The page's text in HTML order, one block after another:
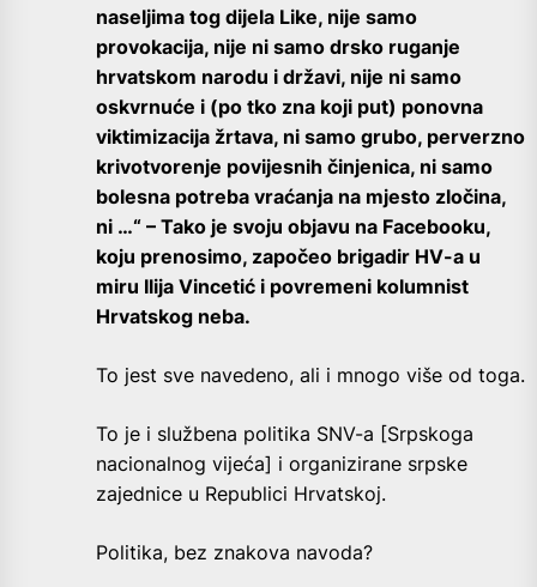
naseljima tog dijela Like, nije samo
provokacija, nije ni samo drsko ruganje
hrvatskom narodu i državi, nije ni samo
oskvrnuće i (po tko zna koji put) ponovna
viktimizacija žrtava, ni samo grubo, perverzno
krivotvorenje povijesnih činjenica, ni samo
bolesna potreba vraćanja na mjesto zločina,
ni …“ – Tako je svoju objavu na Facebooku,
koju prenosimo, započeo brigadir HV-a u
miru Ilija Vincetić i povremeni kolumnist
Hrvatskog neba.
To jest sve navedeno, ali i mnogo više od toga.
To je i službena politika SNV-a [Srpskoga
nacionalnog vijeća] i organizirane srpske
zajednice u Republici Hrvatskoj.
Politika, bez znakova navoda?